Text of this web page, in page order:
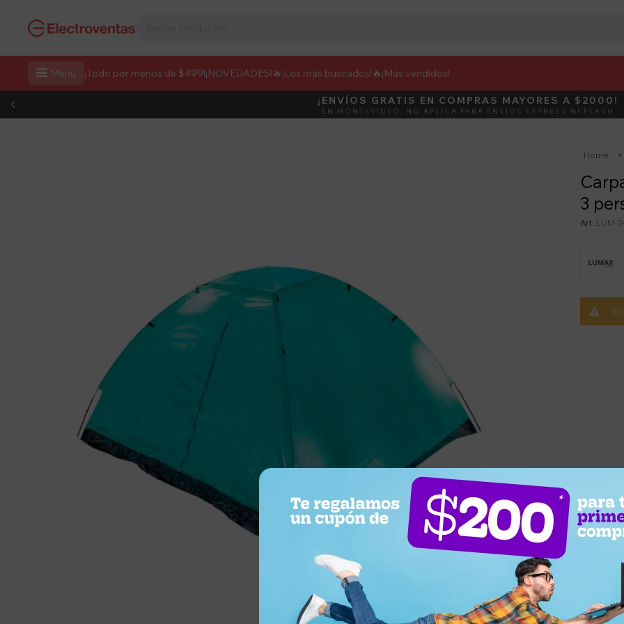
 Menú ¡Todo por menos de $499!¡NOVEDADES! 🔥¡Los más buscados!🔥 ¡Más vendidos!
DEBUT ACTIVÁ
¡ENVÍOS GRATIS EN COMPRAS MAYORES A $2000!
EN MONTEVIDEO, NO APLICA PARA ENVÍOS EXPRESS NI FLASH
Home
3
LUM-